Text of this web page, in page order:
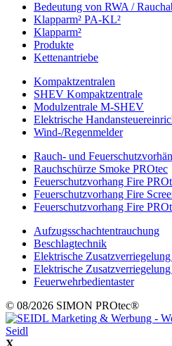
Bedeutung von RWA /
Klapparm² PA-KL²
Klapparm²
Produkte
Kettenantriebe
Kompaktzentralen
SHEV Kompaktzentrale
Modulzentrale M-SHEV
Elektrische
Wind-/Regenmelder
Rauch- und
Rauchschürze Smoke PROtec
Feuerschutzvorhang Fire
Feuerschutzvorhang Fire
Feuerschutzvorhang Fire
Aufzugsschachtentrauchung
Beschlagtechnik
Elektrische
Elektrische
Feuerwehrbedientaster
© 08/2026 SIMON PROtec®